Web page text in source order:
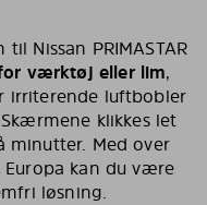
Nissan PRIMASTAR
værktøj eller lim,
irriterende luftbobler
klikkes let
minutter. Med over
kan du være
løsning.